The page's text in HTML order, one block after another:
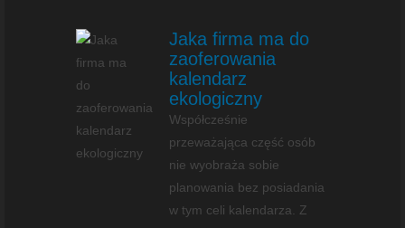
Jaka firma ma do
zaoferowania
kalendarz
ekologiczny
Współcześnie
przeważająca część osób
nie wyobraża sobie
planowania bez posiadania
w tym celi kalendarza. Z